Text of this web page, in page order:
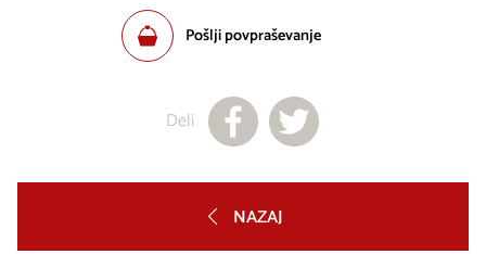
Pošlji povpraševanje
Deli
NAZAJ